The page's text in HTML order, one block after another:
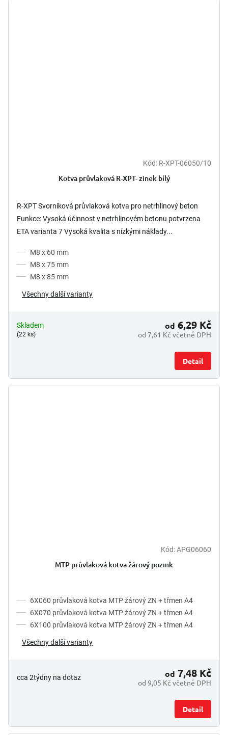
Kód: R-XPT-06050/10
Kotva průvlaková R-XPT- zinek bílý
R-XPT Svorníková průvlaková kotva pro netrhlinový beton
Funkce: Vysoká účinnost v netrhlinovém betonu potvrzena
ETA varianta 7 Vysoká kvalita s nízkými náklady...
M8 x 60 mm
M8 x 75 mm
M8 x 85 mm
Všechny další varianty
Skladem
(22 ks) od 7,61 Kč včetně DPH
od 6,29 Kč
Detail
Kód:APG06060
MTP průvlaková kotva žárový pozink
6X060 průvlaková kotva MTP žárový ZN + třmen A4
6X070 průvlaková kotva MTP žárový ZN + třmen A4
6X100 průvlaková kotva MTP žárový ZN + třmen A4
Všechny další varianty
cca 2týdny na dotaz
od 9,05 Kč včetně DPH
od 7,48 Kč
Detail